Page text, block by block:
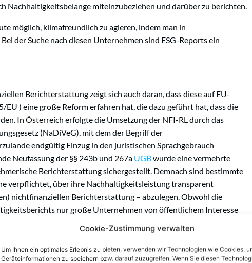
Cookie-Zustimmung verwalten
Um Ihnen ein optimales Erlebnis zu bieten, verwenden wir Technologien wie Cookies,
Geräteinformationen zu speichern bzw. darauf zuzugreifen. Wenn Sie diesen
Nachhaltigkeitsbelange miteinzubeziehen und darüber zu berichten.
möglich, klimafreundlich zu agieren, indem man in
der Suche nach diesen Unternehmen sind ESG-Reports ein
Berichterstattung zeigt sich auch daran, dass diese auf EU-
) eine große Reform erfahren hat, die dazu geführt hat, dass die
In Österreich erfolgte die Umsetzung der NFI-RL durch das
(NaDiVeG), mit dem der Begriff der
endgültig Einzug in den juristischen Sprachgebrauch
Neufassung der §§ 243b und 267a UGBwurde eine vermehrte
Berichterstattung sichergestellt. Demnach sind bestimmte
verpflichtet, über ihre Nachhaltigkeitsleistung transparent
nichtfinanziellen Berichterstattung – abzulegen. Obwohl die
nur große Unternehmen von öffentlichem Interesse
für andere Unternehmen relevant.
eine Bestandsaufnahme zur Nachhaltigkeit des
ergebenden Verbesserungen kann ein Unternehmen auch